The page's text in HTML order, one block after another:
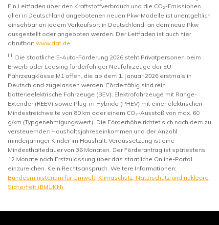
Ein Leitfaden über den Kraftstoffverbrauch und die CO₂-Emissionen
aller in Deutschland angebotenen neuen Pkw-Modelle ist unentgeltlich
einsehbar an jedem Verkaufsort in Deutschland, an dem neue Pkw
ausgestellt oder angeboten werden. Der Leitfaden ist auch hier
abrufbar: www.dat.de
III. Die staatliche E-Auto-Förderung 2026 steht Privatpersonen beim
Erwerb oder Leasing förderfähiger Neufahrzeuge der EU-
Fahrzeugklasse M1 offen, die ab dem 1. Januar 2026 erstmals in
Deutschland zugelassen werden. Förderfähig sind rein
batterieelektrische Fahrzeuge (BEV), Elektrofahrzeuge mit Range-
Extender (REEV) sowie Plug-in-Hybride (PHEV) mit einer elektrischen
Mindestreichweite von 80 km oder einem CO₂-Ausstoß von max. 60
g/km (Typgenehmigungswert). Die Förderhöhe richtet sich nach dem zu
versteuernden Haushaltsjahreseinkommen und der Anzahl
minderjähriger Kinder im Haushalt. Voraussetzung ist eine
Mindesthaltedauer von 36 Monaten. Der Förderantrag ist spätestens
12 Monate nach Erstzulassung über das staatliche Online-Portal
einzureichen. Kein Rechtsanspruch. Weitere Informationen:
Bundesministerium für Umwelt, Klimaschutz, Naturschutz und nukleare
Sicherheit (BMUKN).